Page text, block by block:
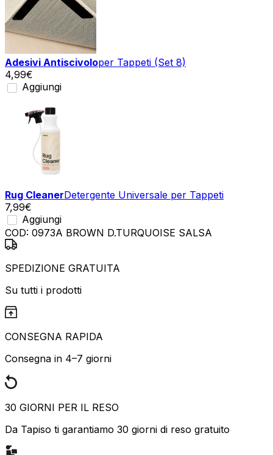
Adesivi Antiscivoloper Tappeti (Set 8)
4,99€
Aggiungi
Rug CleanerDetergente Universale per Tappeti
7,99€
Aggiungi
COD: 0973A BROWN D.TURQUOISE SALSA
SPEDIZIONE GRATUITA
Su tutti i prodotti
CONSEGNA RAPIDA
Consegna in 4–7 giorni
30 GIORNI PER IL RESO
Da Tapiso ti garantiamo 30 giorni di reso gratuito